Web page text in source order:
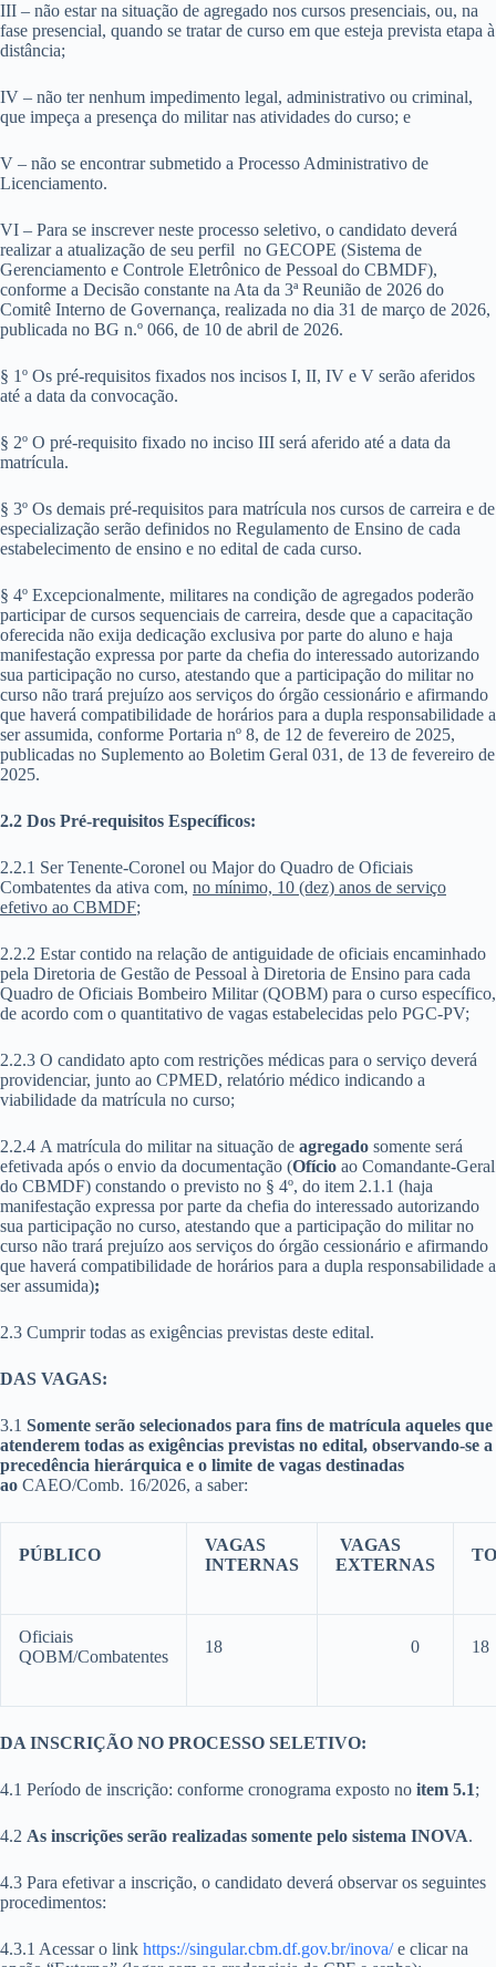
III – não estar na situação de agregado nos cursos presenciais, ou, na
fase presencial, quando se tratar de curso em que esteja prevista etapa à
distância;
IV – não ter nenhum impedimento legal, administrativo ou criminal,
que impeça a presença do militar nas atividades do curso; e
V – não se encontrar submetido a Processo Administrativo de
Licenciamento.
VI – Para se inscrever neste processo seletivo, o candidato deverá
realizar a atualização de seu perfil no GECOPE (Sistema de
Gerenciamento e Controle Eletrônico de Pessoal do CBMDF),
conforme a Decisão constante na Ata da 3ª Reunião de 2026 do
Comitê Interno de Governança, realizada no dia 31 de março de 2026,
publicada no BG n.º 066, de 10 de abril de 2026.
§ 1º Os pré-requisitos fixados nos incisos I, II, IV e V serão aferidos
até a data da convocação.
§ 2º O pré-requisito fixado no inciso III será aferido até a data da
matrícula.
§ 3º Os demais pré-requisitos para matrícula nos cursos de carreira e de
especialização serão definidos no Regulamento de Ensino de cada
estabelecimento de ensino e no edital de cada curso.
§ 4º Excepcionalmente, militares na condição de agregados poderão
participar de cursos sequenciais de carreira, desde que a capacitação
oferecida não exija dedicação exclusiva por parte do aluno e haja
manifestação expressa por parte da chefia do interessado autorizando
sua participação no curso, atestando que a participação do militar no
curso não trará prejuízo aos serviços do órgão cessionário e afirmando
que haverá compatibilidade de horários para a dupla responsabilidade a
ser assumida, conforme Portaria nº 8, de 12 de fevereiro de 2025,
publicadas no Suplemento ao Boletim Geral 031, de 13 de fevereiro de
2025.
2.2 Dos Pré-requisitos Específicos:
2.2.1 Ser Tenente-Coronel ou Major do Quadro de Oficiais
Combatentes da ativa com, no mínimo, 10 (dez) anos de serviço
efetivo ao CBMDF;
2.2.2 Estar contido na relação de antiguidade de oficiais encaminhado
pela Diretoria de Gestão de Pessoal à Diretoria de Ensino para cada
Quadro de Oficiais Bombeiro Militar (QOBM) para o curso específico,
de acordo com o quantitativo de vagas estabelecidas pelo PGC-PV;
2.2.3 O candidato apto com restrições médicas para o serviço deverá
providenciar, junto ao CPMED, relatório médico indicando a
viabilidade da matrícula no curso;
2.2.4 A matrícula do militar na situação de agregado somente será
efetivada após o envio da documentação (Ofício ao Comandante-Geral
do CBMDF) constando o previsto no § 4º, do item 2.1.1 (haja
manifestação expressa por parte da chefia do interessado autorizando
sua participação no curso, atestando que a participação do militar no
curso não trará prejuízo aos serviços do órgão cessionário e afirmando
que haverá compatibilidade de horários para a dupla responsabilidade a
ser assumida);
2.3 Cumprir todas as exigências previstas deste edital.
DAS VAGAS:
3.1 Somente serão selecionados para fins de matrícula aqueles que
atenderem todas as exigências previstas no edital, observando-se a
precedência hierárquica e o limite de vagas destinadas
ao CAEO/Comb. 16/2026, a saber:
PÚBLICO
VAGAS
INTERNAS
VAGAS
EXTERNAS
Oficiais
QOBM/Combatentes
18 0 18
DA INSCRIÇÃO NO PROCESSO SELETIVO:
4.1 Período de inscrição: conforme cronograma exposto no item 5.1;
4.2 As inscrições serão realizadas somente pelo sistema INOVA.
4.3 Para efetivar a inscrição, o candidato deverá observar os seguintes
procedimentos:
4.3.1 Acessar o link https://singular.cbm.df.gov.br/inova/e clicar na